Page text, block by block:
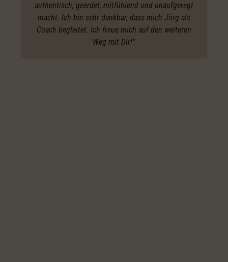
authentisch, geerdet, mitfühlend und unaufgeregt
macht. Ich bin sehr dankbar, dass mich Jörg als
Coach begleitet. Ich freue mich auf den weiteren
Weg mit Dir!"